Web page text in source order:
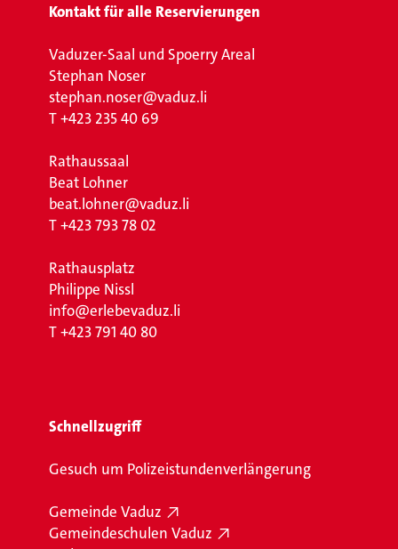
Kontakt für alle Reservierungen
Vaduzer-Saal und Spoerry Areal
Stephan Noser
stephan.noser@vaduz.li
T+423 235 40 69
Rathaussaal
Beat Lohner
beat.lohner@vaduz.li
T+423 793 78 02
Rathausplatz
Philippe Nissl
info@erlebevaduz.li
T+423 791 40 80
Schnellzugriff
Gesuch um Polizeistundenverlängerung
Gemeinde Vaduz
Gemeindeschulen Vaduz